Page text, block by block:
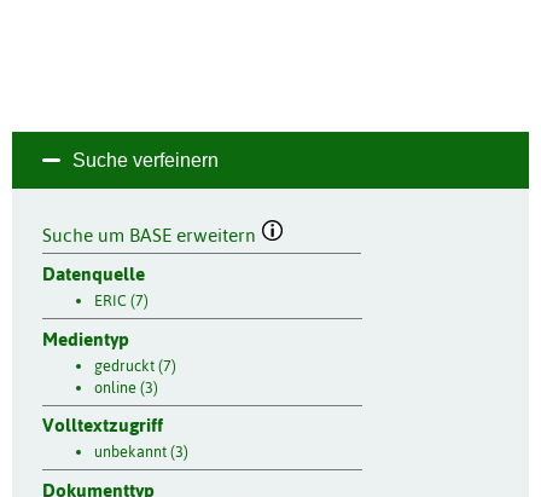
Suche verfeinern
Suche um BASE erweitern
Datenquelle
ERIC (7)
Medientyp
gedruckt (7)
online (3)
Volltextzugriff
unbekannt (3)
Dokumenttyp